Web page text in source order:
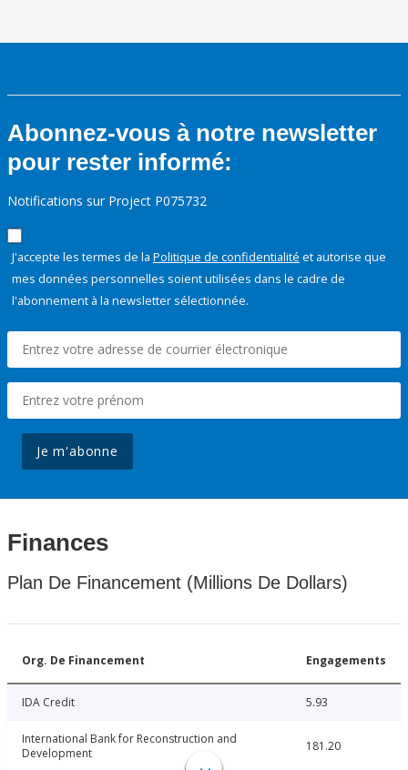
Abonnez-vous à notre newsletter
pour rester informé:
Notifications sur Project P075732
J'accepte les termes de la Politique de confidentialité et autorise que
mes données personnelles soient utilisées dans le cadre de
l'abonnement à la newsletter sélectionnée.
Je m'abonne
Finances
Plan De Financement (Millions De Dollars)
Org. De Financement Engagements
IDA Credit 5.93
International Bank for Reconstruction and
Development
181.20